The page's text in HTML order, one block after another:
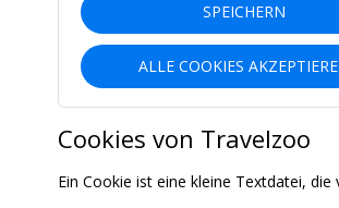
SPEICHERN
ALLE COOKIES
Cookies von Travelzoo
Ein Cookie ist eine kleine Textdatei,